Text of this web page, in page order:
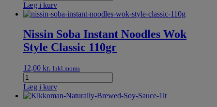
Læg i kurv
Nissin Soba Instant Noodles Wok
Style Classic 110gr
12,00 kr. Inkl.moms
Læg i kurv